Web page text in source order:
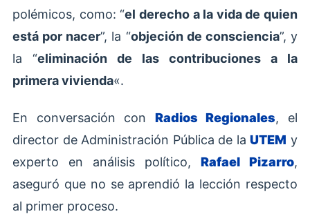
polémicos, como: “el derecho a la vida de quien
está por nacer”, la “objeción de consciencia”, y
la “eliminación de las contribuciones a la
primera vivienda«.
En conversación con Radios Regionales, el
director de Administración Pública de laUTEM y
experto en análisis político, Rafael Pizarro,
aseguró que no se aprendió la lección respecto
al primer proceso.